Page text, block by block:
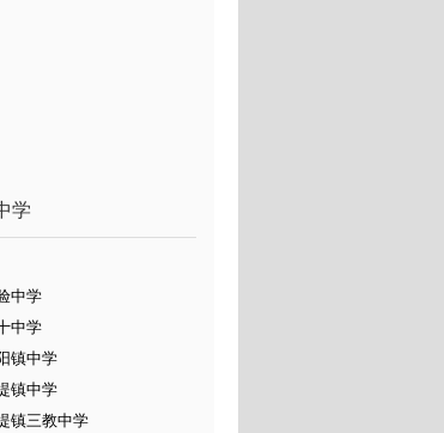
学
中学
中学
镇中学
镇中学
镇三教中学